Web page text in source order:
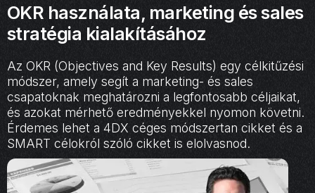
OKR használata, marketing és sales
stratégia kialakításához
Az OKR (Objectives and Key Results) egy célkitűzési
módszer, amely segít a marketing- és sales
csapatoknak meghatározni a legfontosabb céljaikat,
és azokat mérhető eredményekkel nyomon követni.
Érdemes lehet a 4DX céges módszertan cikket és a
SMART célokról szóló cikket is elolvasnod.